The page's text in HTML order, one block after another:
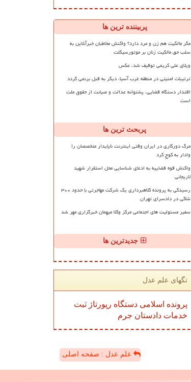
پربیننده ترین ها
مگر مالکیت هم زن و مرد دارد؟ واکنش مخاطبان خبرآنلاین به
سلب حق مالکیت زنان بر موتورسیکلت
ویلای علی کریمی توقیف شد، عکس
ترتیبات امنیتی در منطقه غرب آسیا، دیگر به قبل برنمی گردد
اقتدار دستگاه قضایی، پشتوانه عدالت و صیانت از حقوق ملت
است
پربحث ترین ها
مرگ دورکاری در ایران وقتی اینترنت ناپایدار متخصصان را
وادار به کوچ کرد
واکنش قوه قضاییه به ادعای شناسایی محل استقرار شهید
لاریجانی
رسیدگی به پرونده کلاهبرداری یک شرکت مهاجرتی با حدود ۳۰۰
شاکی در دادسرای تهران
سفیر مسئولیت های اجتماعی مرکز وکلا میهمان خبرگزاری مهر شد
جدیدترین ها
تگهای علم عدل
پرونده اسلامی دستگاه رپورتاژ ثبت
خدمات دادستان جرم
علم عدل : صفحه اصلی